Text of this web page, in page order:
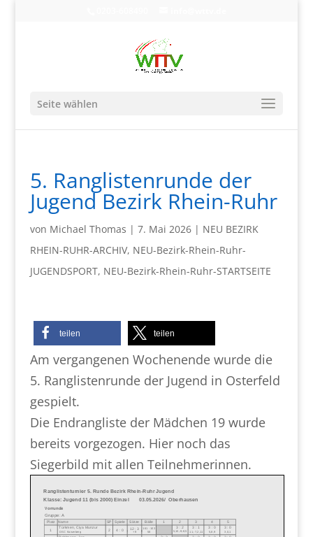
Seite wählen
5. Ranglistenrunde der
Jugend Bezirk Rhein-Ruhr
von Michael Thomas | 7. Mai 2026| NEU BEZIRK
RHEIN-RUHR-ARCHIV, NEU-Bezirk-Rhein-Ruhr-
JUGENDSPORT, NEU-Bezirk-Rhein-Ruhr-STARTSEITE
teilen teilen
Am vergangenen Wochenende wurde die
5. Ranglistenrunde der Jugend in Osterfeld
gespielt.
Die Endrangliste der Mädchen 19 wurde
bereits vorgezogen. Hier noch das
Siegerbild mit allen Teilnehmerinnen.